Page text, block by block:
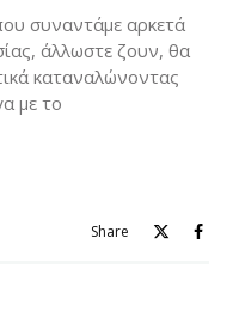
συναντάμε αρκετά
άλλωστε ζουν, θα
καταναλώνοντας
με το
Share